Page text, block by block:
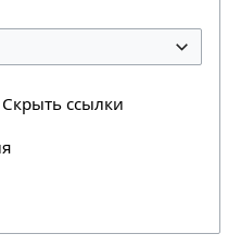
Скрыть ссылки